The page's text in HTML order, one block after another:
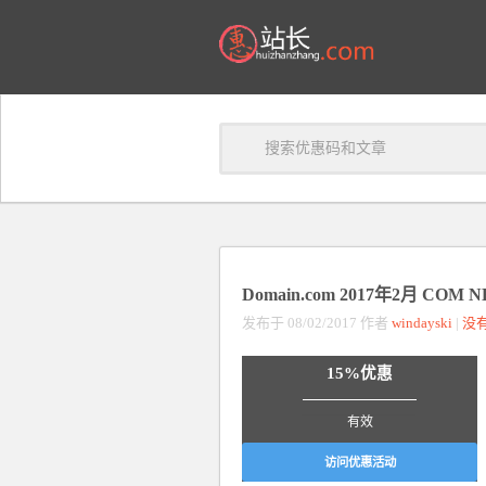
Domain.com 2017年2月 COM
发布于 08/02/2017 作者 windayski | 没
15%优惠
有效
访问优惠活动